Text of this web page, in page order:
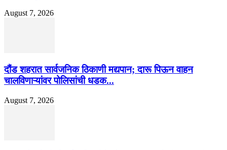
August 7, 2026
दौंड शहरात सार्वजनिक ठिकाणी मद्यपान; दारू पिऊन वाहन
चालविणाऱ्यांवर पोलिसांची धडक...
August 7, 2026